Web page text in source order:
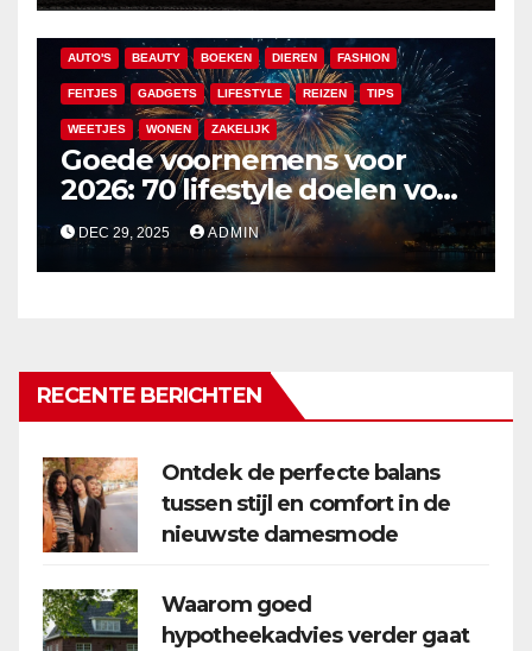
AUTO'S BEAUTY BOEKEN DIEREN FASHION
FEITJES GADGETS LIFESTYLE REIZEN TIPS
WEETJES WONEN ZAKELIJK
Goede voornemens voor
2026: 70 lifestyle doelen voor
een veelzijdig en leuk jaar
DEC 29, 2025 ADMIN
RECENTE BERICHTEN
Ontdek de perfecte balans
tussen stijl en comfort in de
nieuwste damesmode
Waarom goed
hypotheekadvies verder gaat